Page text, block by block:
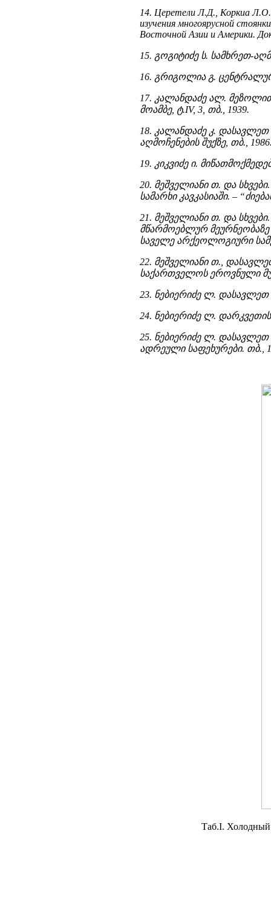
14. Церетели Л.Д., Коркиа
изучения многоярусной
Восточной Азии и Америки.
15. გოგიტიძე ს. სამხრეთ-
16. გრიგოლია გ.
17. კალანდაძე ალ.
მოამბე, ტ.IV, 3, თბ., 1939.
18. კალანდაძე კ.
აღმოჩენების შუქზე, თბ.,
19. კიკვიძე ი.
20. მეშველიანი თ. და
სამარხი კავკასიაში. –
21. მეშველიანი თ. და
მწარმოებლურ
საველე არქეოლოგიური
22. მეშველიანი თ.,
საქართველოს ეროვნული
23. ნებიერიძე ლ. დასავლეთ
24. ნებიერიძე ლ.
25. ნებიერიძე ლ. დასავლეთ
ადრეული საფეხურები. თბ.,
Таб.I. Холодный